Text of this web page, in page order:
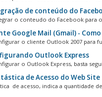
de conteúdo do
o conteudo do Facebook para
Google Mail (Gmail) -
o cliente Outlook 2007 para
Outlook Express
o Outlook Express, basta
de Acesso do Web Site
de acesso, indica a quantidade